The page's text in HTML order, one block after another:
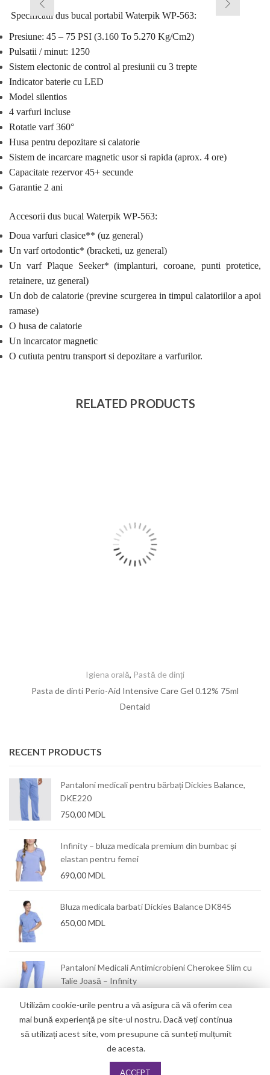
Specificatii dus bucal portabil Waterpik WP-563:
Presiune: 45 – 75 PSI (3.160 To 5.270 Kg/Cm2)
Pulsatii / minut: 1250
Sistem electonic de control al presiunii cu 3 trepte
Indicator baterie cu LED
Model silentios
4 varfuri incluse
Rotatie varf 360°
Husa pentru depozitare si calatorie
Sistem de incarcare magnetic usor si rapida (aprox. 4 ore)
Capacitate rezervor 45+ secunde
Garantie 2 ani
Accesorii dus bucal Waterpik WP-563:
Doua varfuri clasice** (uz general)
Un varf ortodontic* (bracketi, uz general)
Un varf Plaque Seeker* (implanturi, coroane, punti protetice,
retainere, uz general)
Un dob de calatorie (previne scurgerea in timpul calatoriilor a apoi
ramase)
O husa de calatorie
Un incarcator magnetic
O cutiuta pentru transport si depozitare a varfurilor.
RELATED PRODUCTS
Igiena orală, Pastă de dinți
Pasta de dinti Perio-Aid Intensive Care Gel 0.12% 75ml
Dentaid
RECENT PRODUCTS
Pantaloni medicali pentru bărbați Dickies Balance,
DKE220
750,00MDL
Infinity – bluza medicala premium din bumbac și
elastan pentru femei
690,00MDL
Bluza medicala barbati Dickies Balance DK845
650,00MDL
Pantaloni Medicali Antimicrobieni Cherokee Slim cu
Talie Joasă – Infinity
Utilizăm cookie-urile pentru a vă asigura că vă oferim cea
mai bună experiență pe site-ul nostru. Dacă veți continua
să utilizați acest site, vom presupune că sunteți mulțumit
de acesta.
ACCEPT